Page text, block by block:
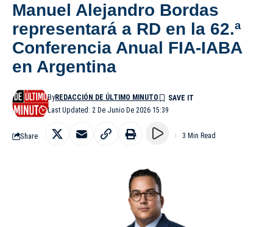
Manuel Alejandro Bordas
representará a RD en la 62.ª
Conferencia Anual FIA-IABA
en Argentina
Last Updated: 2 De Junio De 2026 15:39
ByREDACCIÓN DE ÚLTIMO MINUTO
Share 3 Min Read